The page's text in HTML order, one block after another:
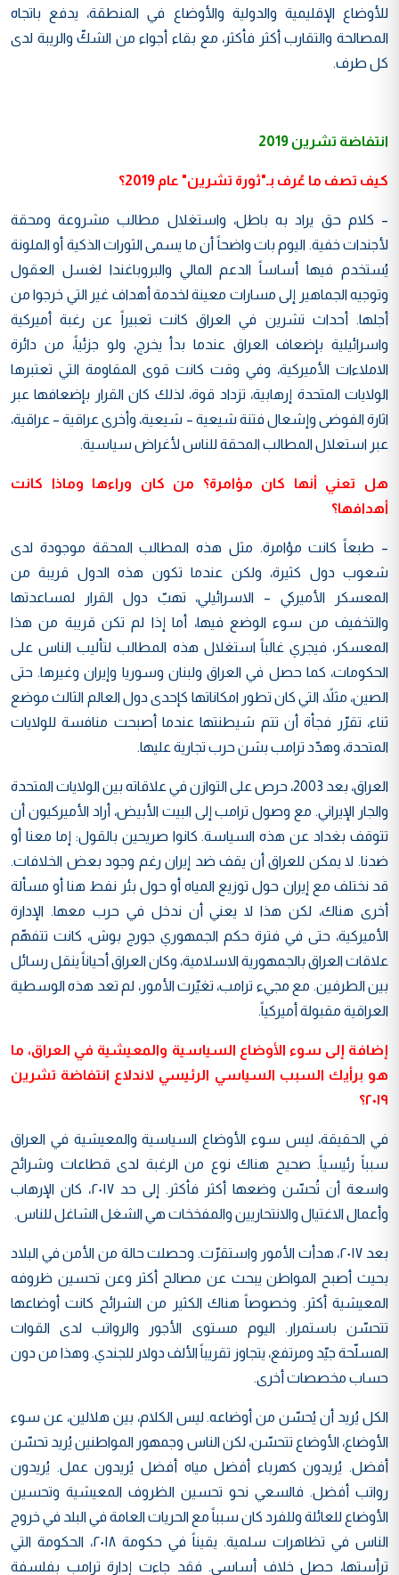
للأوضاع الإقليمية والدولية والأوضاع في المنطقة، يدفع باتجاه
المصالحة والتقارب أكثر فأكثر، مع بقاء أجواء من الشكّ والريبة لدى
كل طرف.
انتفاضة تشرين 2019
كيف تصف ما عُرف بـ"ثورة تشرين" عام 2019؟
– كلام حق يراد به باطل، واستغلال مطالب مشروعة ومحقة
لأجندات خفية. اليوم بات واضحاً أن ما يسمى الثورات الذكية أو الملونة
يُستخدم فيها أساساً الدعم المالي والبروباغندا لغسل العقول
وتوجيه الجماهير إلى مسارات معينة لخدمة أهداف غير التي خرجوا من
أجلها. أحداث تشرين في العراق كانت تعبيراً عن رغبة أميركية
واسرائيلية بإضعاف العراق عندما بدأ يخرج، ولو جزئياً، من دائرة
الاملاءات الأميركية، وفي وقت كانت قوى المقاومة التي تعتبرها
الولايات المتحدة إرهابية، تزداد قوة، لذلك كان القرار بإضعافها عبر
اثارة الفوضى وإشعال فتنة شيعية – شيعية، وأخرى عراقية – عراقية،
عبر استعلال المطالب المحقة للناس لأغراض سياسية.
هل تعني أنها كان مؤامرة؟ من كان وراءها وماذا كانت
أهدافها؟
– طبعاً كانت مؤامرة. مثل هذه المطالب المحقة موجودة لدى
شعوب دول كثيرة، ولكن عندما تكون هذه الدول قريبة من
المعسكر الأميركي – الاسرائيلي، تهبّ دول القرار لمساعدتها
والتخفيف من سوء الوضع فيها، أما إذا لم تكن قريبة من هذا
المعسكر، فيجري غالباً استغلال هذه المطالب لتأليب الناس على
الحكومات، كما حصل في العراق ولبنان وسوريا وإيران وغيرها. حتى
الصين، مثلاً، التي كان تطور امكاناتها كإحدى دول العالم الثالث موضع
ثناء، تقرّر فجأة أن تتم شيطنتها عندما أصبحت منافسة للولايات
المتحدة، وهدّد ترامب بشن حرب تجارية عليها.
العراق، بعد 2003، حرص على التوازن في علاقاته بين الولايات المتحدة
والجار الإيراني. مع وصول ترامب إلى البيت الأبيض، أراد الأميركيون أن
تتوقف بغداد عن هذه السياسة. كانوا صريحين بالقول: إما معنا أو
ضدنا. لا يمكن للعراق أن يقف ضد إيران رغم وجود بعض الخلافات.
قد نختلف مع إيران حول توزيع المياه أو حول بئر نفط هنا أو مسألة
أخرى هناك، لكن هذا لا يعني أن ندخل في حرب معها. الإدارة
الأميركية، حتى في فترة حكم الجمهوري جورج بوش، كانت تتفهّم
علاقات العراق بالجمهورية الاسلامية، وكان العراق أحياناً ينقل رسائل
بين الطرفين. مع مجيء ترامب، تغيّرت الأمور، لم تعد هذه الوسطية
العراقية مقبولة أميركياً.
إضافة إلى سوء الأوضاع السياسية والمعيشية في العراق، ما
هو برأيك السبب السياسي الرئيسي لاندلاع انتفاضة تشرين
٢٠١٩؟
في الحقيقة، ليس سوء الأوضاع السياسية والمعيشية في العراق
سبباً رئيسياً. صحيح هناك نوع من الرغبة لدى قطاعات وشرائح
واسعة أن تُحسّن وضعها أكثر فأكثر. إلى حد ٢٠١٧، كان الإرهاب
وأعمال الاغتيال والانتحاريين والمفخخات هي الشغل الشاغل للناس.
بعد ٢٠١٧، هدأت الأمور واستقرّت. وحصلت حالة من الأمن في البلاد
بحيث أصبح المواطن يبحث عن مصالح أكثر وعن تحسين ظروفه
المعيشية أكثر. وخصوصاً هناك الكثير من الشرائح كانت أوضاعها
تتحسّن باستمرار. اليوم مستوى الأجور والرواتب لدى القوات
المسلّحة جيّد ومرتفع، يتجاوز تقريباً الألف دولار للجندي. وهذا من دون
حساب مخصصات أخرى.
الكل يُريد أن يُحسّن من أوضاعه. ليس الكلام، بين هلالين، عن سوء
الأوضاع، الأوضاع تتحسّن، لكن الناس وجمهور المواطنين يُريد تحسّن
أفضل. يُريدون كهرباء أفضل مياه أفضل يُريدون عمل. يُريدون
رواتب أفضل. فالسعي نحو تحسين الظروف المعيشية وتحسين
الأوضاع للعائلة وللفرد كان سبباً مع الحريات العامة في البلد في خروج
الناس في تظاهرات سلمية. يقيناً في حكومة ٢٠١٨، الحكومة التي
ترأستها، حصل خلاف أساسي. فقد جاءت إدارة ترامب بفلسفة